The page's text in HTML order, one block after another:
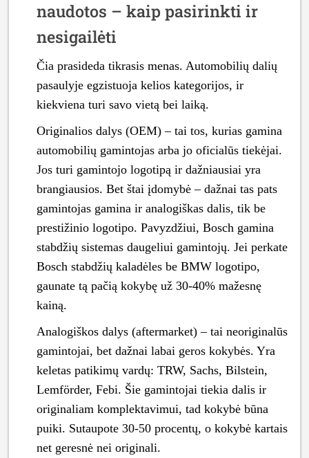
naudotos – kaip pasirinkti ir
nesigailėti
Čia prasideda tikrasis menas. Automobilių dalių
pasaulyje egzistuoja kelios kategorijos, ir
kiekviena turi savo vietą bei laiką.
Originalios dalys (OEM) – tai tos, kurias gamina
automobilių gamintojas arba jo oficialūs tiekėjai.
Jos turi gamintojo logotipą ir dažniausiai yra
brangiausios. Bet štai įdomybė – dažnai tas pats
gamintojas gamina ir analogiškas dalis, tik be
prestižinio logotipo. Pavyzdžiui, Bosch gamina
stabdžių sistemas daugeliui gamintojų. Jei perkate
Bosch stabdžių kaladėles be BMW logotipo,
gaunate tą pačią kokybę už 30-40% mažesnę
kainą.
Analogiškos dalys (aftermarket) – tai neoriginalūs
gamintojai, bet dažnai labai geros kokybės. Yra
keletas patikimų vardų: TRW, Sachs, Bilstein,
Lemförder, Febi. Šie gamintojai tiekia dalis ir
originaliam komplektavimui, tad kokybė būna
puiki. Sutaupote 30-50 procentų, o kokybė kartais
net geresnė nei originali.